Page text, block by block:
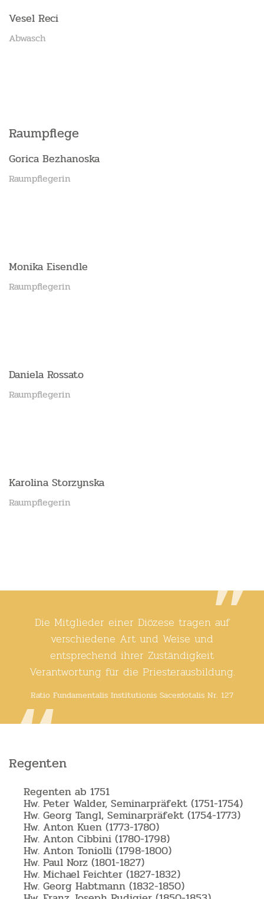
Vesel Reci
Abwasch
Raumpflege
Gorica Bezhanoska
Raumpflegerin
Monika Eisendle
Raumpflegerin
Daniela Rossato
Raumpflegerin
Karolina Storzynska
Raumpflegerin
Die Mitglieder einer Diözese tragen auf
verschiedene Art und Weise und
entsprechend ihrer Zuständigkeit
Verantwortung für die Priesterausbildung.
Ratio Fundamentalis Institutionis Sacerdotalis Nr. 127
Regenten
Regenten ab 1751
Hw. Peter Walder, Seminarpräfekt (1751-1754)
Hw. Georg Tangl, Seminarpräfekt (1754-1773)
Hw. Anton Kuen (1773-1780)
Hw. Anton Cibbini (1780-1798)
Hw. Anton Toniolli (1798-1800)
Hw. Paul Norz (1801-1827)
Hw. Michael Feichter (1827-1832)
Hw. Georg Habtmann (1832-1850)